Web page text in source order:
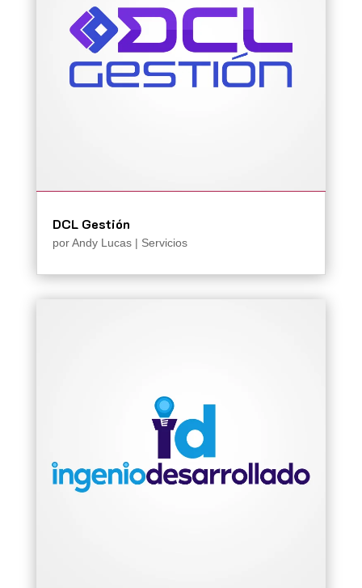
DCL Gestión
porAndy Lucas| Servicios